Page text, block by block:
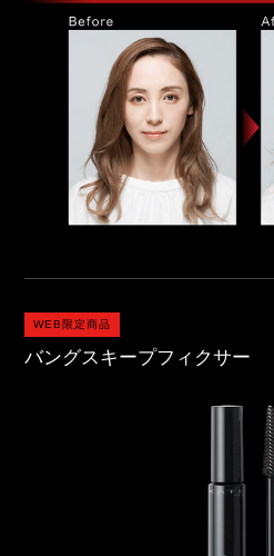
WEB限定商品
バングスキープフィクサー